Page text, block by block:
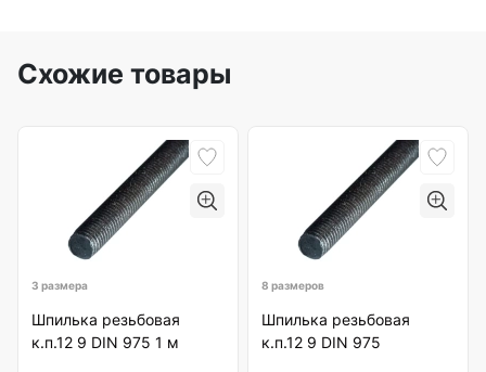
Схожие товары
3 размера
Шпилька резьбовая
к.п.12 9 DIN 975 1 м
8 размеров
Шпилька резьбовая
к.п.12 9 DIN 975